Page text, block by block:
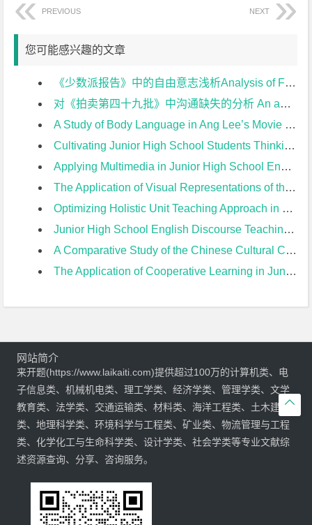
PREVIOUS NEXT
您可能感兴趣的文章
《少数派报告》中的自由意志浅析Analysis of Free Will in Minority Report开题报告
对《拍卖第四十九批》中沟通缺失的分析 An analysis of the communication missing in The Crying of Lot 49开题报告
A Study of Body Language in Ang Lee’s Movie from the Perspective of Cross-cultural Communication开题报告
Cultivating Junior High School Students Thinking Quality in English Reading Teaching开题报告
Applying Multimedia in Junior High School English Teaching开题报告
The Application of Visual Representations of the Text in Junior High School English Reading Teaching开题报告
Optimizing Holistic Unit Teaching Approach in Junior High School from the Perspective of 2022 New Curriculum开题报告
Junior High School English Discourse Teaching Based on Unit Theme开题报告
A Comparative Study of the Chinese Cultural Contents Between PEP Version and Yi’lin Version of Junior High English Textbooks开题报告
The Application of Cooperative Learning in Junior High EFL Teaching of Reading开题报告

网站简介
来开题(https://www.laikaiti.com)提供超过100万的计算机类、电
子信息类、机械机电类、理工学类、经济学类、管理学类、文学
教育类、法学类、交通运输类、材料类、海洋工程类、土木建筑
类、地理科学类、环境科学与工程类、矿业类、物流管理与工程
类、化学化工与生命科学类、设计学类、社会学类等专业文献综
述资源查询、分享、咨询服务。